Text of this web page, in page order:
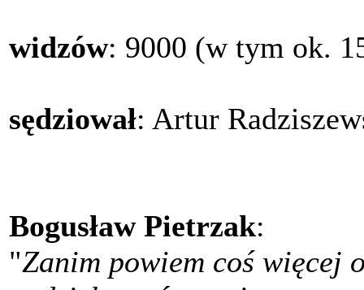
widzów: 9000 (w tym ok.
sędziował: Artur
Bogusław Pietrzak:
"Zanim powiem coś więcej